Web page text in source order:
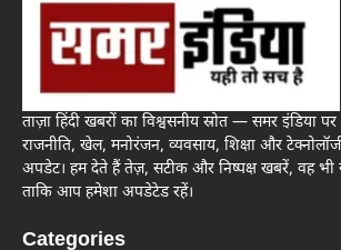
ताज़ा हिंदी खबरों का विश्वसनीय स्रोत — समर इंडिया पर पढ़ें
राजनीति, खेल, मनोरंजन, व्यवसाय, शिक्षा और
अपडेट। हम देते हैं तेज़, सटीक और निष्पक्ष खबरें, वह भी
ताकि आप हमेशा अपडेटेड रहें।
Categories